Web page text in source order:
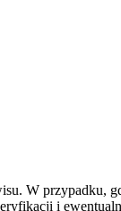
W przypadku,
i